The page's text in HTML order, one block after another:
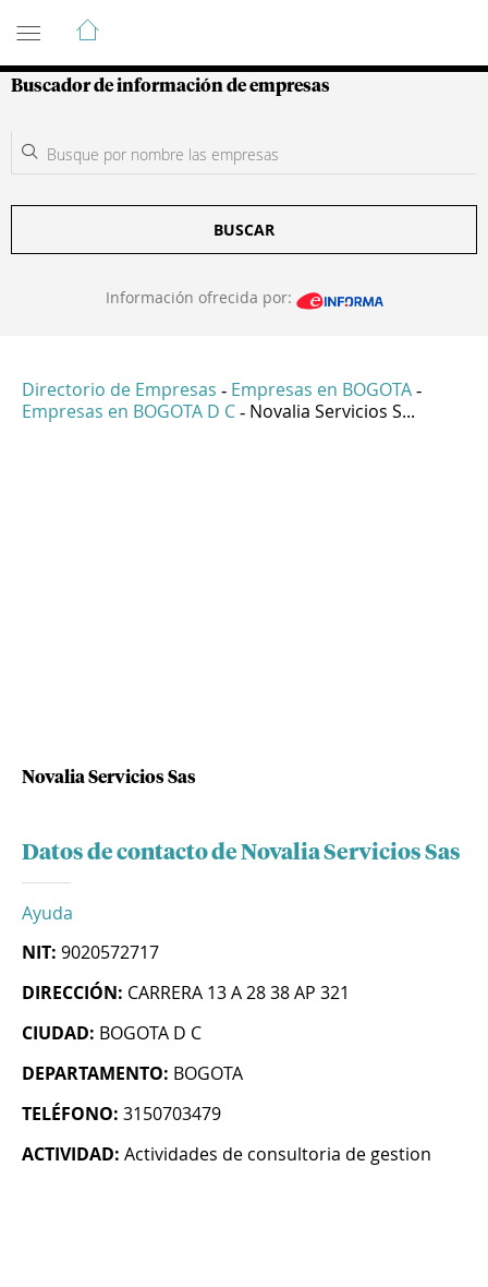
Guía de Empresas Colombianas
Buscador de información de empresas
BUSCAR
Información ofrecida por:
Directorio de Empresas - Empresas en BOGOTA -
Empresas en BOGOTA D C - Novalia Servicios S...
Novalia Servicios Sas
Datos de contacto de Novalia Servicios Sas
Ayuda
NIT: 9020572717
DIRECCIÓN: CARRERA 13 A 28 38 AP 321
CIUDAD: BOGOTA D C
DEPARTAMENTO: BOGOTA
TELÉFONO: 3150703479
ACTIVIDAD: Actividades de consultoria de gestion